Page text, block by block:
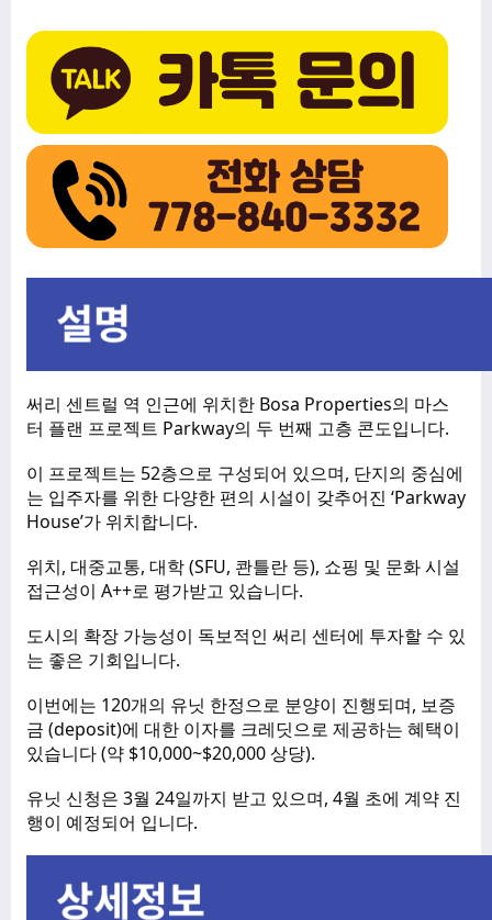
써리 센트럴 역 인근에 위치한 Bosa Properties의 마스
터 플랜 프로젝트 Parkway의 두 번째 고층 콘도입니다.
이 프로젝트는 52층으로 구성되어 있으며, 단지의 중심에
는 입주자를 위한 다양한 편의 시설이 갖추어진 ‘Parkway
House’가 위치합니다.
위치, 대중교통, 대학 (SFU, 콴틀란 등), 쇼핑 및 문화 시설
접근성이 A++로 평가받고 있습니다.
도시의 확장 가능성이 독보적인 써리 센터에 투자할 수 있
는 좋은 기회입니다.
이번에는 120개의 유닛 한정으로 분양이 진행되며, 보증
금 (deposit)에 대한 이자를 크레딧으로 제공하는 혜택이
있습니다 (약 $10,000~$20,000 상당).
유닛 신청은 3월 24일까지 받고 있으며, 4월 초에 계약 진
행이 예정되어 입니다.